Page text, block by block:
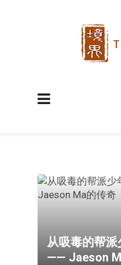
从吸毒的帮派
—— Jaeson